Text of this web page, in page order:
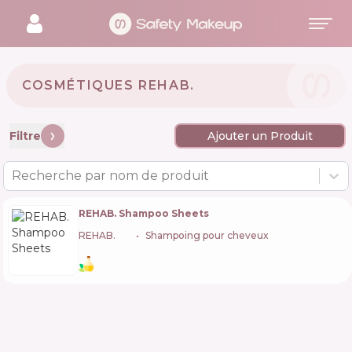
COSMÉTIQUES REHAB. 🇬🇧
Filtre Ajouter un Produit
Recherche par nom de produit
REHAB. Shampoo Sheets
REHAB.
Shampoing pour cheveux